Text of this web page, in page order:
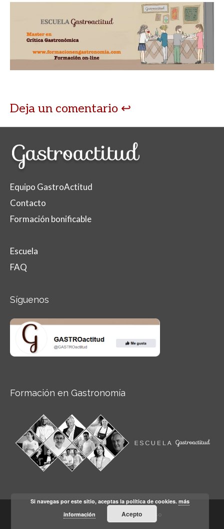
Deja un comentario
Equipo GastroActitud
Contacto
Formación bonificable
Escuela
FAQ
Síguenos
Formación en Gastronomía
Aviso legal Condiciones de Uso
Si navegas por este sitio, aceptas la política de cookies.más
información
Acepto